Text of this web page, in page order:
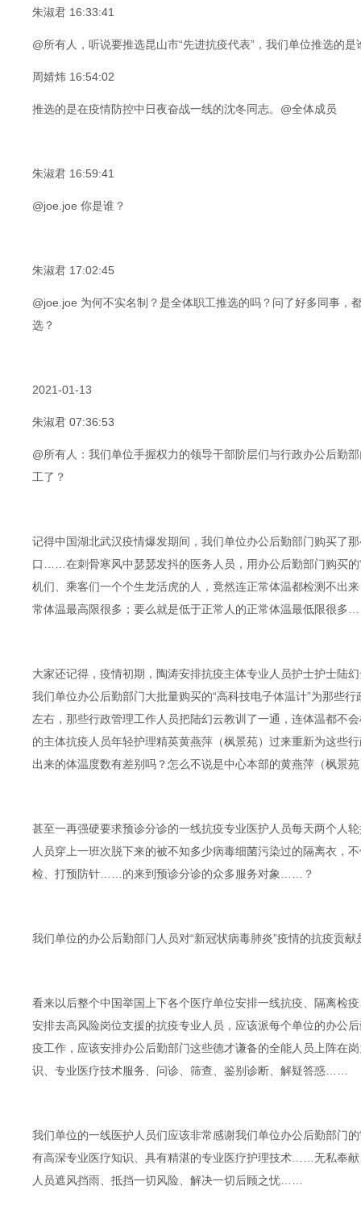
朱淑君 16:33:41
@所有人，听说要推选昆山市“先进抗疫代表”，我们单位推选的
周婧炜 16:54:02
推选的是在疫情防控中日夜奋战一线的沈冬同志。@全体成员
朱淑君 16:59:41
@joe.joe 你是谁？
朱淑君 17:02:45
@joe.joe 为何不实名制？是全体职工推选的吗？问了好多同事
选？
2021-01-13
朱淑君 07:36:53
@所有人：我们单位手握权力的领导干部阶层们与行政办公后
工了？
记得中国湖北武汉疫情爆发期间，我们单位办公后勤部门购买了
口……在刺骨寒风中瑟瑟发抖的医务人员，用办公后勤部门购买
机们、乘客们一个个生龙活虎的人，竟然连正常体温都检测不出
常体温最高限很多；要么就是低于正常人的正常体温最低限很多
大家还记得，疫情初期，陶涛安排抗疫主体专业人员护士护士陆
我们单位办公后勤部门大批量购买的“高科技电子体温计”为那些
左右，那些行政管理工作人员把陆幻云教训了一通，连体温都不
的主体抗疫人员年轻护理精英黄燕萍（枫景苑）过来重新为这些
出来的体温度数有差别吗？怎么不说是中心本部的黄燕萍（枫景
甚至一再强硬要求预诊分诊的一线抗疫专业医护人员每天两个人
人员穿上一班次脱下来的被不知多少病毒细菌污染过的隔离衣，
检、打预防针……的来到预诊分诊的众多服务对象……？
我们单位的办公后勤部门人员对“新冠状病毒肺炎”疫情的抗疫贡
看来以后整个中国举国上下各个医疗单位安排一线抗疫、隔离
安排去高风险岗位支援的抗疫专业人员，应该派每个单位的办公
疫工作，应该安排办公后勤部门这些德才谦备的全能人员上阵在
识、专业医疗技术服务、问诊、筛查、鉴别诊断、解疑答惑……
我们单位的一线医护人员们应该非常感谢我们单位办公后勤部门
有高深专业医疗知识、具有精湛的专业医疗护理技术……无私奉
人员遮风挡雨、抵挡一切风险、解决一切后顾之忧……